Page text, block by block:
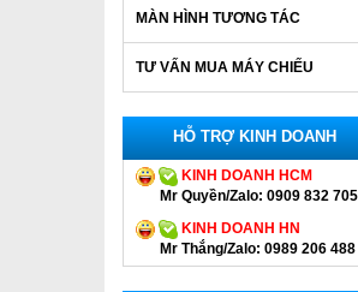
MÀN HÌNH TƯƠNG TÁC
TƯ VẤN MUA MÁY CHIẾU
HỖ TRỢ KINH DOANH
KINH DOANH HCM
Mr Quyền/Zalo: 0909 832 705
KINH DOANH HN
Mr Thắng/Zalo: 0989 206 488